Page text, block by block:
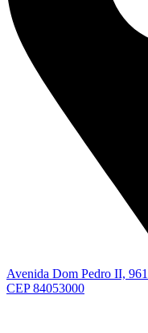
Avenida Dom Pedro II,
CEP 84053000